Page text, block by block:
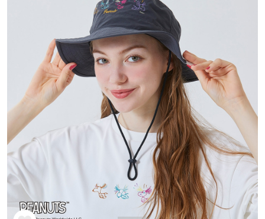
ランニング
サッカー／フットサル
トレーニング